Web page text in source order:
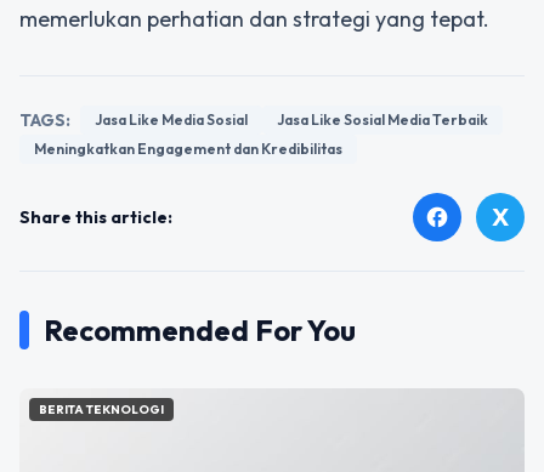
memerlukan perhatian dan strategi yang tepat.
TAGS: Jasa Like Media Sosial
Jasa Like Sosial Media Terbaik
Meningkatkan Engagement dan Kredibilitas
Share this article: facebook X
Recommended For You
BERITA TEKNOLOGI